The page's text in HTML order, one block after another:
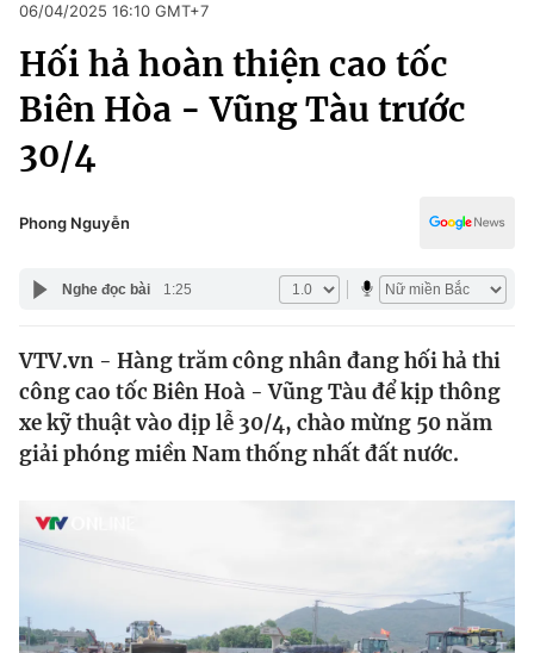
Chuyên mục
Chính trị
Thế giới
Tin tức
Câu chuyện quốc tế
Kinh tế
Tài chính
Thị trường
Góc doanh nghiệp
Dữ liệu và đời sống
Truyền hình
Xã hội
Pháp luật
Thể thao
Truyền hình
Văn hóa - Giải trí
Đời sống
Giáo dục
06/04/2025 16:10 GMT+7
Hối hả hoàn thiện cao tốc
Biên Hòa - Vũng Tàu trước
30/4
Phong Nguyễn
Nghe đọc bài 1:25
VTV.vn - Hàng trăm công nhân đang hối hả thi
công cao tốc Biên Hoà - Vũng Tàu để kịp thông
xe kỹ thuật vào dịp lễ 30/4, chào mừng 50 năm
giải phóng miền Nam thống nhất đất nước.